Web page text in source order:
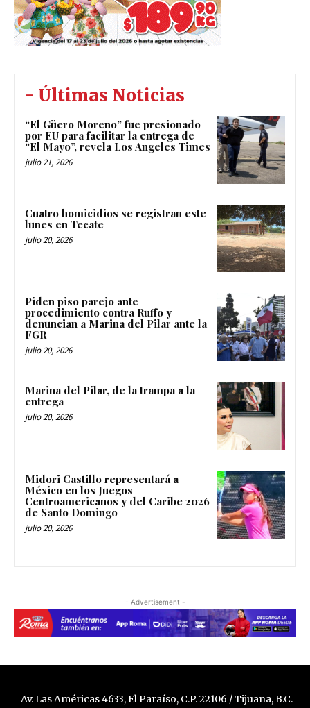
- Últimas Noticias
“El Güero Moreno” fue presionado
por EU para facilitar la entrega de
“El Mayo”, revela Los Angeles Times
julio 21, 2026
Cuatro homicidios se registran este
lunes en Tecate
julio 20, 2026
Piden piso parejo ante
procedimiento contra Ruffo y
denuncian a Marina del Pilar ante la
FGR
julio 20, 2026
Marina del Pilar, de la trampa a la
entrega
julio 20, 2026
Midori Castillo representará a
México en los Juegos
Centroamericanos y del Caribe 2026
de Santo Domingo
julio 20, 2026
- Advertisement -
Av. Las Américas 4633, El Paraíso, C.P. 22106 / Tijuana, B.C.